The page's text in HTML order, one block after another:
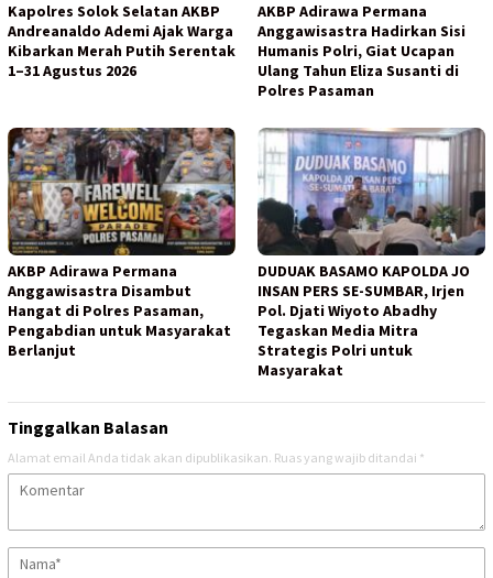
Kapolres Solok Selatan AKBP
Andreanaldo Ademi Ajak Warga
Kibarkan Merah Putih Serentak
1–31 Agustus 2026
AKBP Adirawa Permana
Anggawisastra Hadirkan Sisi
Humanis Polri, Giat Ucapan
Ulang Tahun Eliza Susanti di
Polres Pasaman
AKBP Adirawa Permana
Anggawisastra Disambut
Hangat di Polres Pasaman,
Pengabdian untuk Masyarakat
Berlanjut
DUDUAK BASAMO KAPOLDA JO
INSAN PERS SE-SUMBAR, Irjen
Pol. Djati Wiyoto Abadhy
Tegaskan Media Mitra
Strategis Polri untuk
Masyarakat
Tinggalkan Balasan
Alamat email Anda tidak akan dipublikasikan. Ruas yang wajib ditandai *